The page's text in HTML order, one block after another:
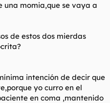
momia,que se vaya a
de estos dos mierdas
intención de decir que
yo curro en el
en coma ,mantenido